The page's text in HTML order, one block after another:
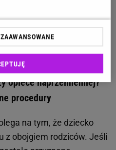
opiece naprzemiennej?
procedury
na tym, że dziecko
z obojgiem rodziców. Jeśli